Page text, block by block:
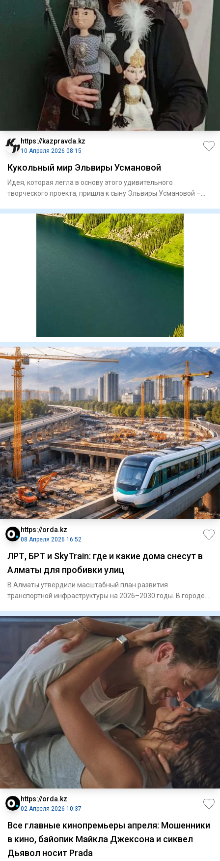
https://kazpravda.kz
10 Апреля 2026 08:15
Кукольный мир Эльвиры Усмановой
Идея, которая легла в основу этого удивительного
творческого проекта, пришла к сыну Эльвиры Усмановой –
https://orda.kz
08 Апреля 2026 16:52
ЛРТ, БРТ и SkyTrain: где и какие дома снесут в
Алматы для пробивки улиц
В Алматы утвердили масштабный план развития
транспортной инфраструктуры на 2026–2030 годы. В городе
https://orda.kz
02 Апреля 2026 10:37
Все главные кинопремьеры апреля: Мошенники
в кино, байопик Майкла Джексона и сиквел
Дьявол носит Prada